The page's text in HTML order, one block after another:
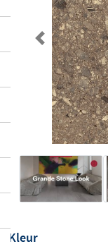
Previous
Kleur